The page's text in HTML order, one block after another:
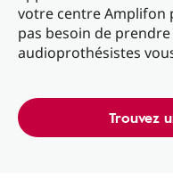
votre centre Amplifon
pas besoin de
audioprothésistes
Trouvez